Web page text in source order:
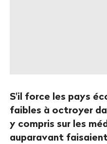
S'il force les pays
faibles à octroyer
y compris sur les
auparavant